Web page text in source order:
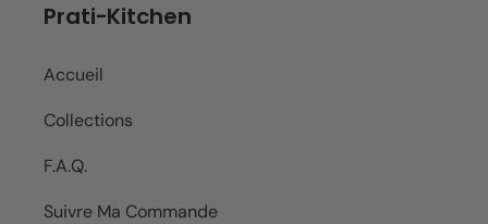
Prati-Kitchen
Accueil
Collections
F.A.Q.
Suivre Ma Commande